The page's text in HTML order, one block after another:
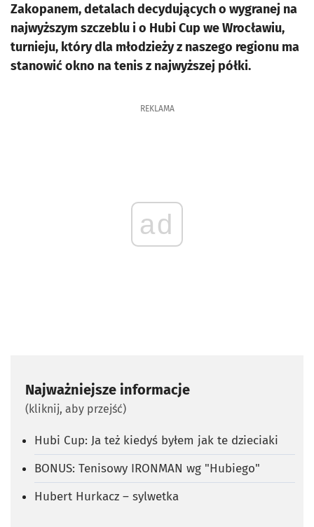
Zakopanem, detalach decydujących o wygranej na
najwyższym szczeblu i o Hubi Cup we Wrocławiu,
turnieju, który dla młodzieży z naszego regionu ma
stanowić okno na tenis z najwyższej półki.
REKLAMA
ad
Najważniejsze informacje
(kliknij, aby przejść)
Hubi Cup: Ja też kiedyś byłem jak te dzieciaki
BONUS: Tenisowy IRONMAN wg "Hubiego"
Hubert Hurkacz – sylwetka